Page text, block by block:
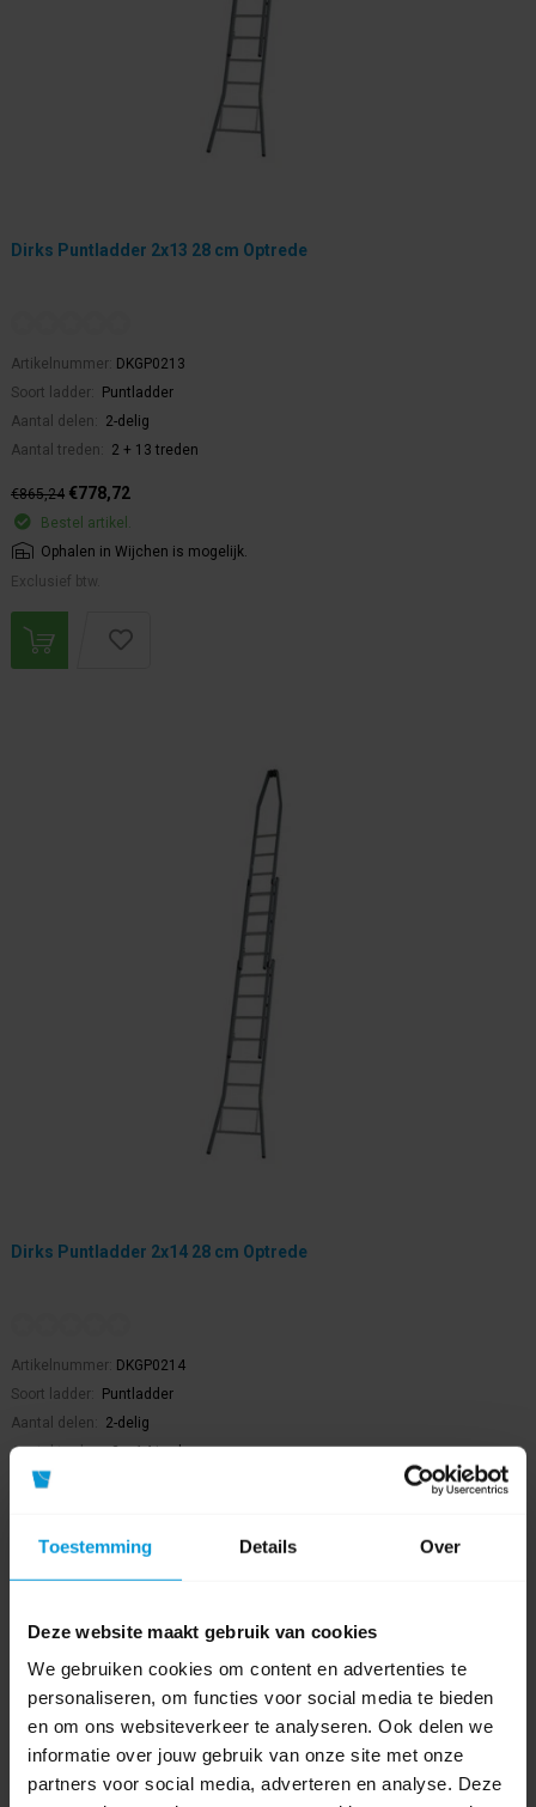
Toestemming Details Over
Deze website maakt gebruik van cookies
We gebruiken cookies om content en advertenties te
personaliseren, om functies voor social media te bieden
en om ons websiteverkeer te analyseren. Ook delen we
informatie over jouw gebruik van onze site met onze
partners voor social media, adverteren en analyse. Deze
Dirks Puntladder 2x13 28 cm Optrede
Artikelnummer: DKGP0213
Soort ladder:
Puntladder
Aantal delen:
2-delig
Aantal treden:
2 + 13 treden
€865,24 €778,72
Bestel artikel.
Ophalen in Wijchen is mogelijk.
Exclusief btw.
Dirks Puntladder 2x14 28 cm Optrede
Artikelnummer: DKGP0214
Soort ladder:
Puntladder
Aantal delen:
2-delig
Aantal treden: 2 + 14 treden
Ophalen in Wijchen is mogelijk.
Exclusief btw.